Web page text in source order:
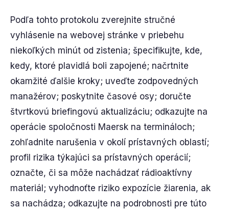
Podľa tohto protokolu zverejnite stručné
vyhlásenie na webovej stránke v priebehu
niekoľkých minút od zistenia; špecifikujte, kde,
kedy, ktoré plavidlá boli zapojené; načrtnite
okamžité ďalšie kroky; uveďte zodpovedných
manažérov; poskytnite časové osy; doručte
štvrtkovú briefingovú aktualizáciu; odkazujte na
operácie spoločnosti Maersk na termináloch;
zohľadnite narušenia v okolí prístavných oblastí;
profil rizika týkajúci sa prístavných operácií;
označte, či sa môže nachádzať rádioaktívny
materiál; vyhodnoťte riziko expozície žiarenia, ak
sa nachádza; odkazujte na podrobnosti pre túto